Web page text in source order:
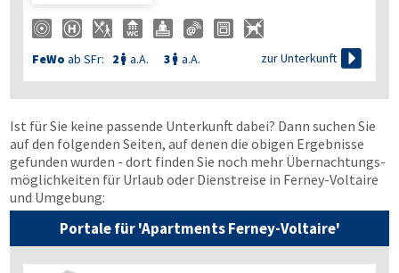
FeWo ab SFr: 2  a.A. 3  a.A. zur Unterkunft 
Ist für Sie keine passende Unterkunft dabei? Dann suchen Sie
auf den folgenden Seiten, auf denen die obigen Ergebnisse
gefunden wurden - dort finden Sie noch mehr Übernachtungs­
möglichkeiten für Urlaub oder Dienstreise in Ferney-Voltaire
und Umgebung:
Portale für 'Apartments Ferney-Voltaire'